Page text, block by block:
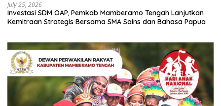
July 25, 2026
Investasi SDM OAP, Pemkab Mamberamo Tengah Lanjutkan
Kemitraan Strategis Bersama SMA Sains dan Bahasa Papua